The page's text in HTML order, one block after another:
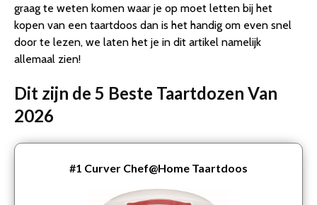
graag te weten komen waar je op moet letten bij het
kopen van een taartdoos dan is het handig om even snel
door te lezen, we laten het je in dit artikel namelijk
allemaal zien!
Dit zijn de 5 Beste Taartdozen Van
2026
#1 Curver Chef@Home Taartdoos